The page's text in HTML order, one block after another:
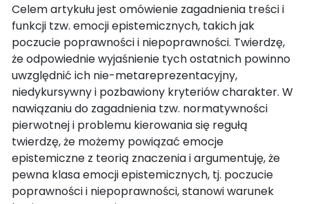
Celem artykułu jest omówienie zagadnienia treści i
funkcji tzw. emocji epistemicznych, takich jak
poczucie poprawności i niepoprawności. Twierdzę,
że odpowiednie wyjaśnienie tych ostatnich powinno
uwzględnić ich nie-metareprezentacyjny,
niedykursywny i pozbawiony kryteriów charakter. W
nawiązaniu do zagadnienia tzw. normatywności
pierwotnej i problemu kierowania się regułą
twierdzę, że możemy powiązać emocje
epistemiczne z teorią znaczenia i argumentuję, że
pewna klasa emocji epistemicznych, tj. poczucie
poprawności i niepoprawności, stanowi warunek